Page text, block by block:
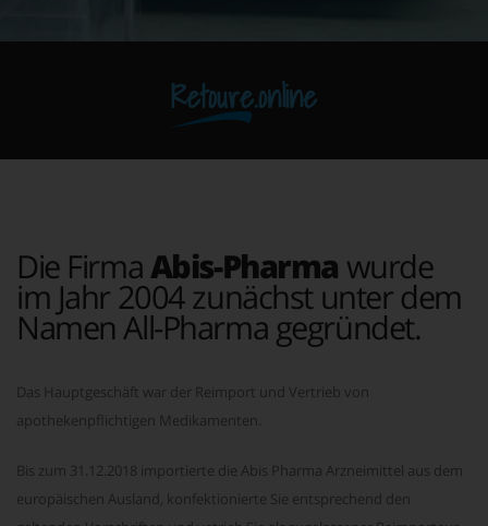
Retoure.online
Die Firma Abis-Pharma wurde
im Jahr 2004 zunächst unter dem
Namen All-Pharma gegründet.
Das Hauptgeschäft war der Reimport und Vertrieb von
apothekenpflichtigen Medikamenten.
Bis zum 31.12.2018 importierte die Abis Pharma Arzneimittel aus dem
europäischen Ausland, konfektionierte Sie entsprechend den